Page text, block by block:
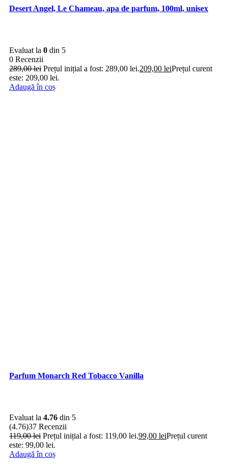
Desert Angel, Le Chameau, apa de parfum, 100ml, unisex
Evaluat la 0 din 5
0 Recenzii
289,00lei Prețul inițial a fost: 289,00 lei.209,00 leiPrețul curent
este: 209,00 lei.
Adaugă în coș
Parfum Monarch Red Tobacco Vanilla
Evaluat la 4.76 din 5
(4.76)37 Recenzii
119,00lei Prețul inițial a fost: 119,00 lei.99,00 leiPrețul curent
este: 99,00 lei.
Adaugă în coș